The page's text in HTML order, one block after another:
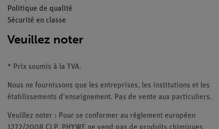
Politique de qualité
Sécurité en classe
Veuillez noter
* Prix soumis à la TVA.
Nous ne fournissons que les entreprises, les institutions et les
établissements d'enseignement. Pas de vente aux particuliers.
Veuillez noter : Pour se conformer au règlement européen